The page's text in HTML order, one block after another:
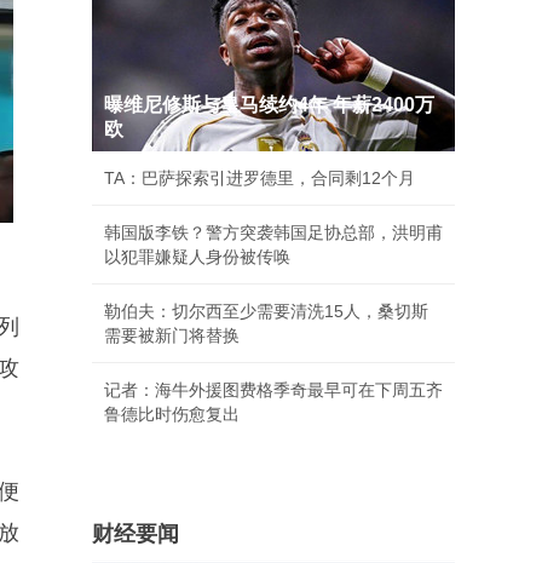
曝维尼修斯与皇马续约4年 年薪2400万
欧
TA：巴萨探索引进罗德里，合同剩12个月
韩国版李铁？警方突袭韩国足协总部，洪明甫
以犯罪嫌疑人身份被传唤
勒伯夫：切尔西至少需要清洗15人，桑切斯
需要被新门将替换
记者：海牛外援图费格季奇最早可在下周五齐
鲁德比时伤愈复出
财经要闻